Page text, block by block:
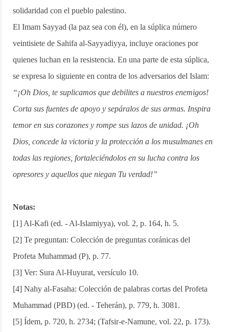
solidaridad con el pueblo palestino.
El Imam Sayyad (la paz sea con él), en la súplica número
veintisiete de Sahifa al-Sayyadiyya, incluye oraciones por
quienes luchan en la resistencia. En una parte de esta súplica,
se expresa lo siguiente en contra de los adversarios del Islam:
“¡Oh Dios, te suplicamos que debilites a nuestros enemigos!
Corta sus fuentes de apoyo y sepáralos de sus armas. Inspira
temor en sus corazones y rompe sus lazos de unidad. ¡Oh
Dios, concede la victoria y la protección a los musulmanes en
todas las regiones, fortaleciéndolos en su lucha contra los
opresores y aquellos que niegan Tu verdad!”
Notas:
[1] Al-Kafi (ed. - Al-Islamiyya), vol. 2, p. 164, h. 5.
[2] Te preguntan: Colección de preguntas coránicas del
Profeta Muhammad (P), p. 77.
[3] Ver: Sura Al-Huyurat, versículo 10.
[4] Nahy al-Fasaha: Colección de palabras cortas del Profeta
Muhammad (PBD) (ed. - Teherán), p. 779, h. 3081.
[5] Ídem, p. 720, h. 2734; (Tafsir-e-Namune, vol. 22, p. 173).